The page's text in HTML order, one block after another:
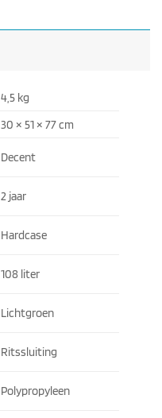
4,5 kg
30 × 51 × 77 cm
Decent
2 jaar
Hardcase
108 liter
Lichtgroen
Ritssluiting
Polypropyleen